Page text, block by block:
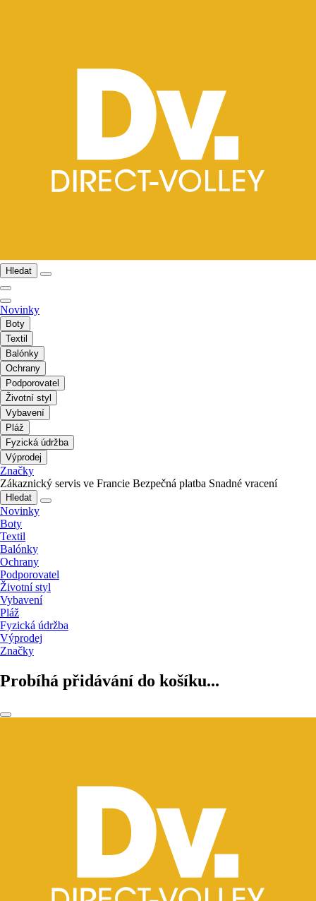
Hledat
Novinky
Boty
Textil
Balónky
Ochrany
Podporovatel
Životní styl
Vybavení
Pláž
Fyzická údržba
Výprodej
Značky
Zákaznický servis ve Francie Bezpečná platba Snadné vracení
Hledat
Novinky
Boty
Textil
Balónky
Ochrany
Podporovatel
Životní styl
Vybavení
Pláž
Fyzická údržba
Výprodej
Značky
Probíhá přidávání do košíku...